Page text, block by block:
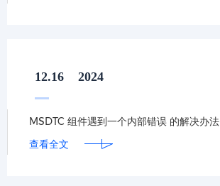
12.16 2024
MSDTC 组件遇到一个内部错误 的解决办法
查看全文